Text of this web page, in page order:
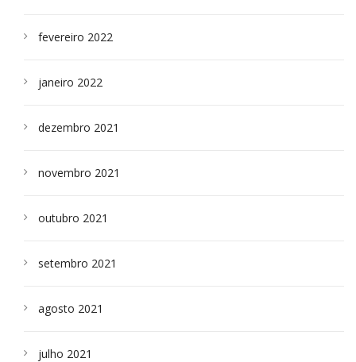
fevereiro 2022
janeiro 2022
dezembro 2021
novembro 2021
outubro 2021
setembro 2021
agosto 2021
julho 2021